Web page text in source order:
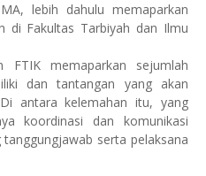
lebih dahulu memaparkan
di Fakultas Tarbiyah dan Ilmu
FTIK memaparkan sejumlah
dan tantangan yang akan
antara kelemahan itu, yang
koordinasi dan komunikasi
serta pelaksana